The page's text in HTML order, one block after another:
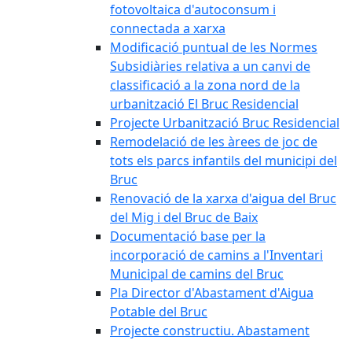
fotovoltaica d'autoconsum i
connectada a xarxa
Modificació puntual de les Normes
Subsidiàries relativa a un canvi de
classificació a la zona nord de la
urbanització El Bruc Residencial
Projecte Urbanització Bruc Residencial
Remodelació de les àrees de joc de
tots els parcs infantils del municipi del
Bruc
Renovació de la xarxa d'aigua del Bruc
del Mig i del Bruc de Baix
Documentació base per la
incorporació de camins a l'Inventari
Municipal de camins del Bruc
Pla Director d'Abastament d'Aigua
Potable del Bruc
Projecte constructiu. Abastament